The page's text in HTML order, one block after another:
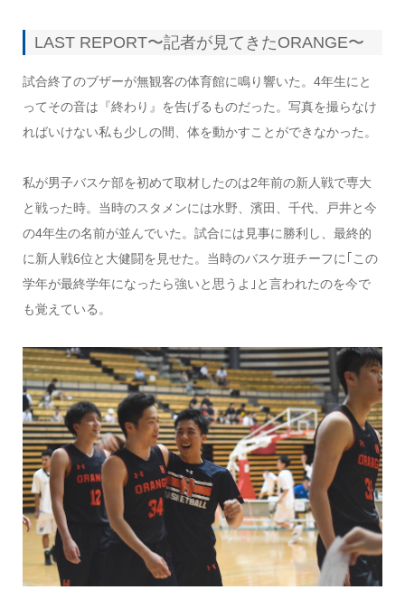
LAST REPORT〜記者が見てきたORANGE〜
試合終了のブザーが無観客の体育館に鳴り響いた。4年生にと
ってその音は『終わり』を告げるものだった。写真を撮らなけ
ればいけない私も少しの間、体を動かすことができなかった。
私が男子バスケ部を初めて取材したのは2年前の新人戦で専大
と戦った時。当時のスタメンには水野、濱田、千代、戸井と今
の4年生の名前が並んでいた。試合には見事に勝利し、最終的
に新人戦6位と大健闘を見せた。当時のバスケ班チーフに｢この
学年が最終学年になったら強いと思うよ｣と言われたのを今で
も覚えている。